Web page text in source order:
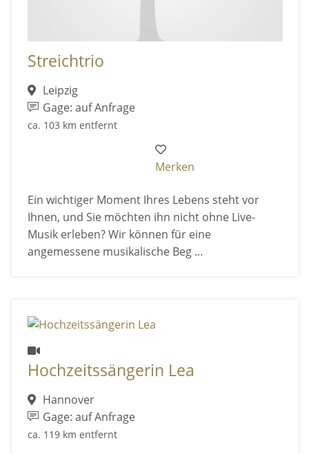
Streichtrio
Leipzig
Gage: auf Anfrage
ca. 103 km entfernt
Merken
Ein wichtiger Moment Ihres Lebens steht vor
Ihnen, und Sie möchten ihn nicht ohne Live-
Musik erleben? Wir können für eine
angemessene musikalische Beg ...
Hochzeitssängerin Lea
Hannover
Gage: auf Anfrage
ca. 119 km entfernt